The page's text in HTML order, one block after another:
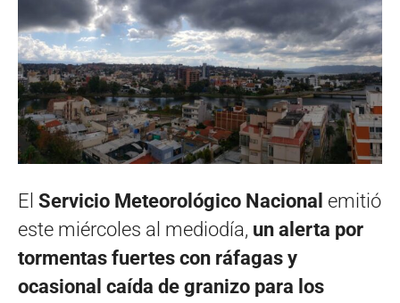
El Servicio Meteorológico Nacional emitió
este miércoles al mediodía, un alerta por
tormentas fuertes con ráfagas y
ocasional caída de granizo para los